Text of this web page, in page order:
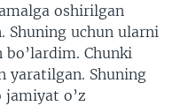
oshirilgan
Shuning uchun ularni
Chunki
yaratilgan. Shuning
o’z